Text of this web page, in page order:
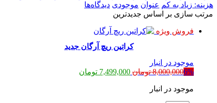
هزینه: زیاد به کم عنوان موجودی دیدگاه‌ها
مرتب سازی بر اساس جدیدترین
فروش ویژه
کراتین ریچ آرگان جدید
موجود در انبار
6%
8,000,000 تومان قیمت
7,499,000 تومان
موجود در انبار